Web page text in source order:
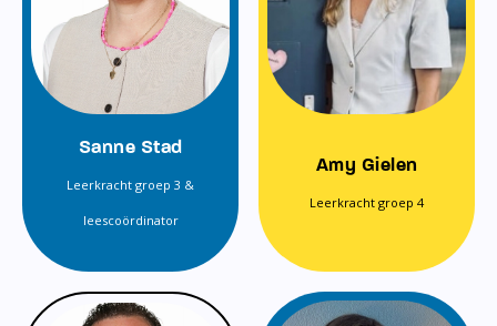
Sanne Stad
Leerkracht groep 3 &
leescoördinator
Amy Gielen
Leerkracht groep 4